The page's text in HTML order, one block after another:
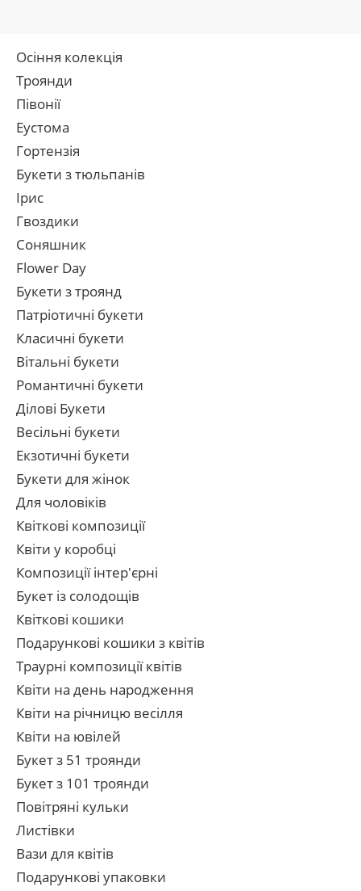
Осіння колекція
Троянди
Півонії
Еустома
Гортензія
Букети з тюльпанів
Ірис
Гвоздики
Соняшник
Flower Day
Букети з троянд
Патріотичні букети
Класичні букети
Вітальні букети
Романтичні букети
Ділові Букети
Весільні букети
Екзотичні букети
Букети для жінок
Для чоловіків
Квіткові композиції
Квіти у коробці
Композиції інтер'єрні
Букет із солодощів
Квіткові кошики
Подарункові кошики з квітів
Траурні композиції квітів
Квіти на день народження
Квіти на річницю весілля
Квіти на ювілей
Букет з 51 троянди
Букет з 101 троянди
Повітряні кульки
Листівки
Вази для квітів
Подарункові упаковки